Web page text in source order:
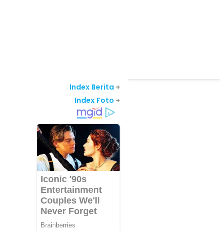
Index Berita +
Index Foto +